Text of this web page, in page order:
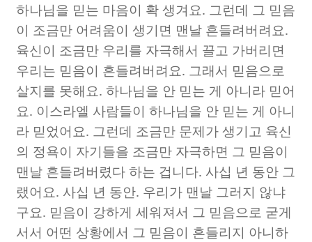
하나님을 믿는 마음이 확 생겨요. 그런데 그 믿음
이 조금만 어려움이 생기면 맨날 흔들려버려요.
육신이 조금만 우리를 자극해서 끌고 가버리면
우리는 믿음이 흔들려버려요. 그래서 믿음으로
살지를 못해요. 하나님을 안 믿는 게 아니라 믿어
요. 이스라엘 사람들이 하나님을 안 믿는 게 아니
라 믿었어요. 그런데 조금만 문제가 생기고 육신
의 정욕이 자기들을 조금만 자극하면 그 믿음이
맨날 흔들려버렸다 하는 겁니다. 사십 년 동안 그
랬어요. 사십 년 동안. 우리가 맨날 그러지 않냐
구요. 믿음이 강하게 세워져서 그 믿음으로 굳게
서서 어떤 상황에서 그 믿음이 흔들리지 아니하